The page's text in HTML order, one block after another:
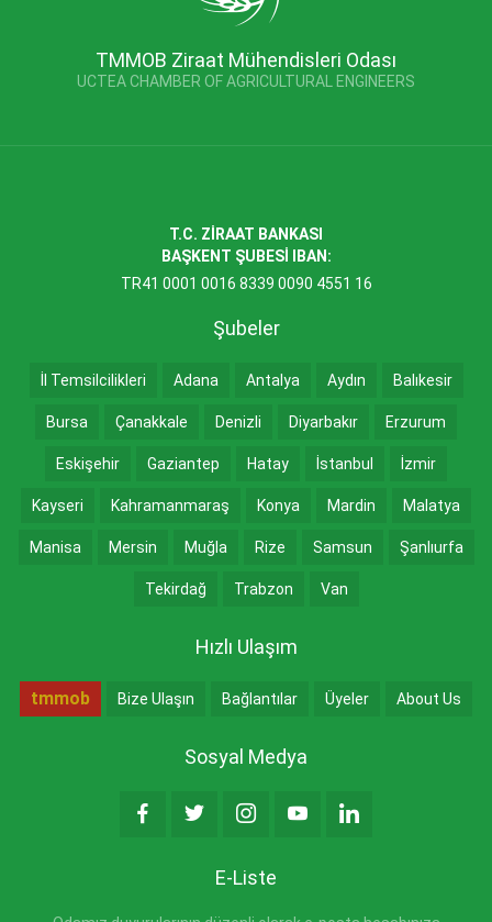
TMMOB Ziraat Mühendisleri Odası
UCTEA CHAMBER OF AGRICULTURAL ENGINEERS
T.C. ZİRAAT BANKASI
BAŞKENT ŞUBESİ IBAN:
TR41 0001 0016 8339 0090 4551 16
Şubeler
İl Temsilcilikleri Adana Antalya Aydın Balıkesir
Bursa Çanakkale Denizli Diyarbakır Erzurum
Eskişehir Gaziantep Hatay İstanbul İzmir
Kayseri Kahramanmaraş Konya Mardin Malatya
Manisa Mersin Muğla Rize Samsun Şanlıurfa
Tekirdağ Trabzon Van
Hızlı Ulaşım
tmmob Bize Ulaşın Bağlantılar Üyeler About Us
Sosyal Medya
E-Liste